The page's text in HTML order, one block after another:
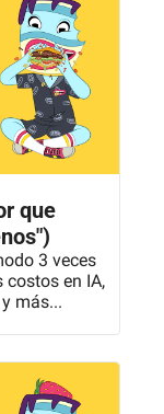
que
3 veces
costos en IA,
más...